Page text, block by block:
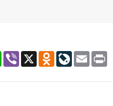
WhatsApp
Viber X Odnoklassniki
LiveJournal
Email